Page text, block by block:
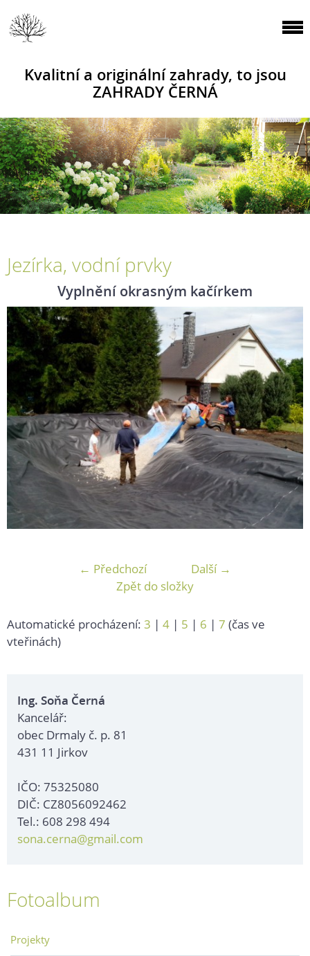
Kvalitní a originální zahrady, to jsou
ZAHRADY ČERNÁ
Jezírka, vodní prvky
Vyplnění okrasným kačírkem
← Předchozí
Další →
Zpět do složky
Automatické procházení: 3 | 4 | 5 | 6 | 7 (čas ve
vteřinách)
Ing. Soňa Černá
Kancelář:
obec Drmaly č. p. 81
431 11 Jirkov
IČO: 75325080
DIČ: CZ8056092462
Tel.: 608 298 494
sona.cerna@gmail.com
Fotoalbum
Projekty